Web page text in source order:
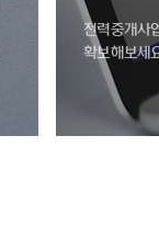
전력중개사
확보해보세